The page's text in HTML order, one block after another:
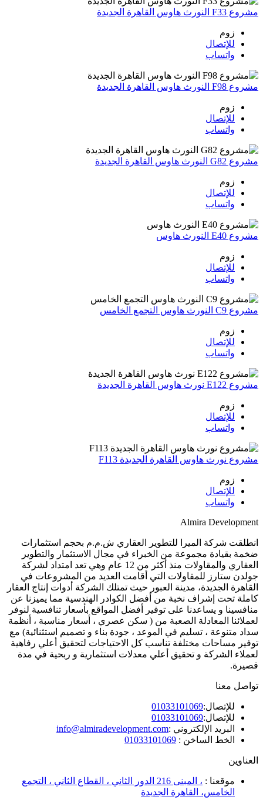
مشروع F33 النورث هاوس القاهرة الجديدة
زوم
للإتصال
واتساب
مشروع F98 النورث هاوس القاهرة الجديدة
زوم
للإتصال
واتساب
مشروع G82 النورث هاوس القاهرة الجديدة
زوم
للإتصال
واتساب
مشروع E40 النورث هاوس
زوم
للإتصال
واتساب
مشروع C9 النورث هاوس التجمع الخامس
زوم
للإتصال
واتساب
مشروع E122 نورث هاوس القاهرة الجديدة
زوم
للإتصال
واتساب
مشروع نورث هاوس القاهرة الجديدة F113
زوم
للإتصال
واتساب
Almira Development
انطلقت شركة الميرا للتطوير العقاري ش.م.م بحجم استثمارات
ضخمة بقيادة مجموعة من الخبراء في مجال الاستثمار والتطوير
العقاري والمقاولات منذ أكثر من 12 عام وهي تعد امتداد لشركة
جولدن ستارز للمقاولات التي أقامت العديد من المشروعات في
القاهرة الجديدة، مدينة العبور حيث تمتلك الشركة أدوات إنتاج العقار
كاملة تحت إشراف نخبة من أفضل الكوادر الهندسية مما يميزنا عن
منافسينا و يساعدنا على توفير أفضل المواقع بأسعار تنافسية لنوفر
لعملائنا المعادلة الصعبة من ( سكن عصري ، أسعار مناسبة ، أنظمة
سداد متنوعة ، تسليم في الموعد ، جودة بناء و تصميم استثنائية) مع
توفير مساحات مختلفة تناسب كل الاحتياجات لتحقيق أعلي رفاهية
لعملاء الشركة و تحقيق أعلي معدلات استثمارية و ربحية في مدة
قصيرة.
تواصل معنا
للإتصال:01033101069
للإتصال:01033101069
البريد الإلكتروني :info@almiradevelopment.com
الخط الساخن : 01033101069
العناوين
موقعنا :
، المبنى 216 الدور الثاني ، القطاع الثاني ، التجمع
الخامس، القاهرة الجديدة